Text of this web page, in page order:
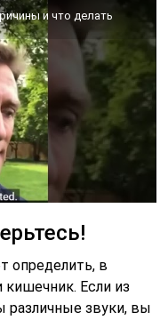
и что делать
определить, в
Если из
звуки, вы